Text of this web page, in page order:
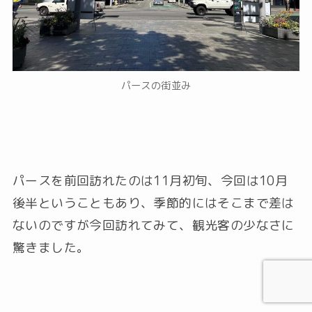
パースの街並み
パースを前回訪れたのは11月初旬、今回は10月
後半ということもあり、季節的にはそこまで差は
ないのですが今回訪れてみて、観光客の少なさに
驚きました。